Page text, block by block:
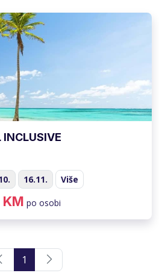
16.11. Više
po osobi
1